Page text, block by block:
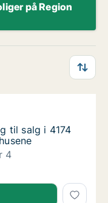
på Region
til salg i 4174
4174 Jystrup Midtsj,
til salg i 4174
til salg i 4174
4
til salg i 4174